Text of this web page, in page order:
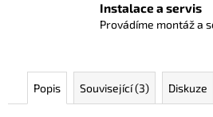
Instalace a servis
Provádíme montáž a
Popis Související (3) Diskuze